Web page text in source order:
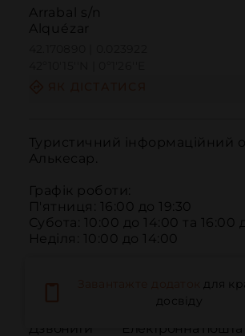
Arrabal s/n
Alquézar
Туристичний інформаційний
Алькесар.
Графік роботи:
П'ятниця: 16:00 до 19:30
Субота: 10:00 до 14:00 та 16:00
Неділя: 10:00 до 14:00
Дзвонити Електронна пошта
для
досвіду